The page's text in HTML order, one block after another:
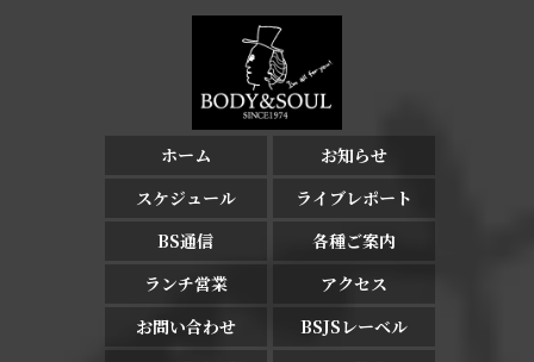
ホーム
お知らせ
スケジュール
ライブレポート
BS通信
各種ご案内
ランチ営業
アクセス
お問い合わせ
BSJSレーベル